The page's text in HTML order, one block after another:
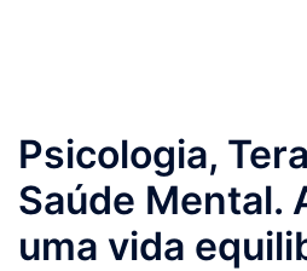
Psicologia,
Saúde Mental.
uma vida